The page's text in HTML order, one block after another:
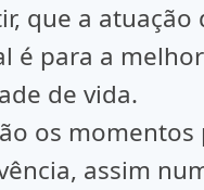
que a atuação
é para a
de vida.
os momentos
assim